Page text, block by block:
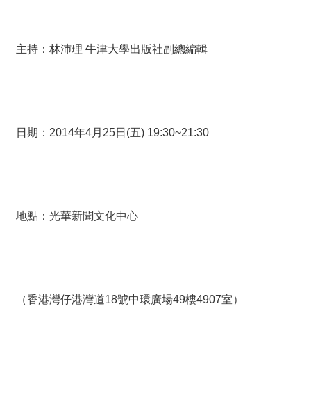
主持：林沛理 牛津大學出版社副總編輯
日期：2014年4月25日(五) 19:30~21:30
地點：光華新聞文化中心
（香港灣仔港灣道18號中環廣場49樓4907室）